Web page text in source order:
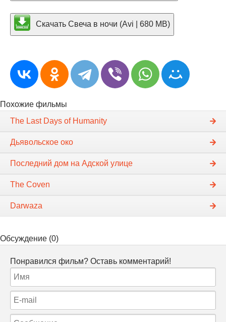
Скачать Свеча в ночи (Avi | 680 MB)
Похожие фильмы
The Last Days of Humanity
Дьявольское око
Последний дом на Адской улице
The Coven
Darwaza
Обсуждение (0)
Понравился фильм? Оставь комментарий!